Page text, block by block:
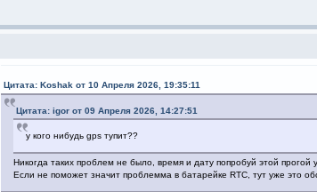
Цитата: Koshak от 10 Апреля 2026, 19:35:11
Цитата: igor от 09 Апреля 2026, 14:27:51
у кого нибудь gps тупит??
Никогда таких проблем не было, время и дату попробуй этой прогой
Если не поможет значит проблемма в батарейке RTC, тут уже это